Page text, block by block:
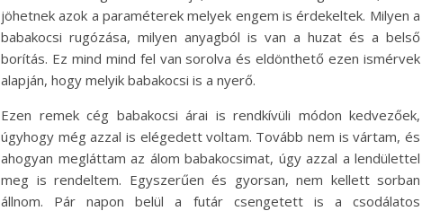
jöhetnek azok a paraméterek melyek engem is érdekeltek. Milyen a
babakocsi rugózása, milyen anyagból is van a huzat és a belső
borítás. Ez mind mind fel van sorolva és eldönthető ezen ismérvek
alapján, hogy melyik babakocsi is a nyerő.
Ezen remek cég babakocsi árai is rendkívüli módon kedvezőek,
úgyhogy még azzal is elégedett voltam. Tovább nem is vártam, és
ahogyan megláttam az álom babakocsimat, úgy azzal a lendülettel
meg is rendeltem. Egyszerűen és gyorsan, nem kellett sorban
állnom. Pár napon belül a futár csengetett is a csodálatos